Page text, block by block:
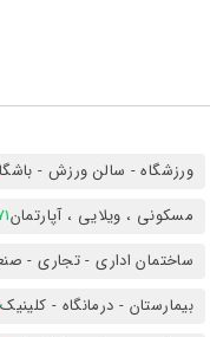
ورزشگاه - سالن ورزش - باشگاه
مسکونی ، ویلایی ، آپارتمان
ساختمان اداری - تجاری -
بیمارستان - درمانگاه - کلینیک